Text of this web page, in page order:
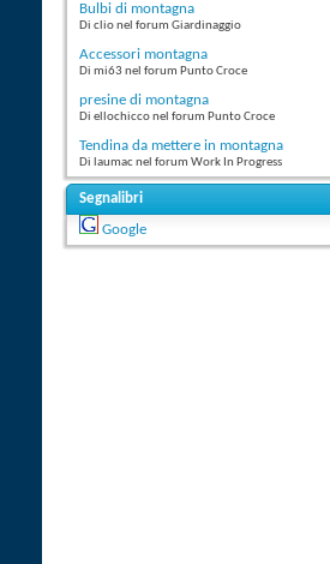
Bulbi di montagna
Di clio nel forum Giardinaggio
Accessori montagna
Di mi63 nel forum Punto Croce
presine di montagna
Di ellochicco nel forum Punto Croce
Tendina da mettere in montagna
Di laumac nel forum Work In Progress
Segnalibri
Google